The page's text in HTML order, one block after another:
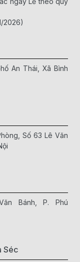
2026)
An Thái, Xã Bình
Số 63 Lê Văn
Bánh, P. Phú
Séc